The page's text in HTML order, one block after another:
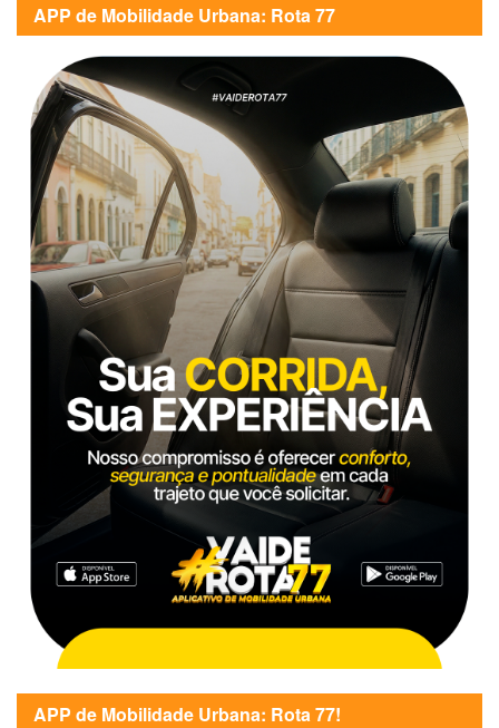
APP de Mobilidade Urbana: Rota 77
APP de Mobilidade Urbana: Rota 77!